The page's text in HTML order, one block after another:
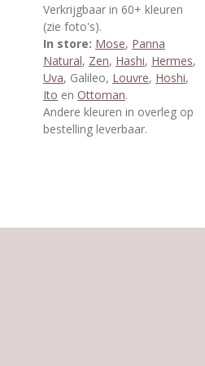
Verkrijgbaar in 60+ kleuren
(zie foto's).
In store: Mose, Panna
Natural, Zen, Hashi, Hermes,
Uva, Galileo, Louvre, Hoshi,
Ito en Ottoman.
Andere kleuren in overleg op
bestelling leverbaar.